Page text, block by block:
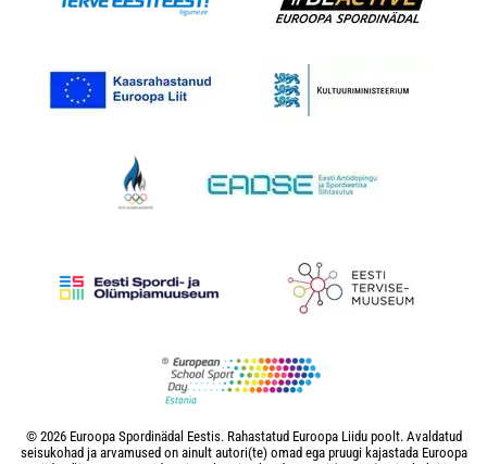
© 2026 Euroopa Spordinädal Eestis. Rahastatud Euroopa Liidu poolt. Avaldatud
seisukohad ja arvamused on ainult autori(te) omad ega pruugi kajastada Euroopa